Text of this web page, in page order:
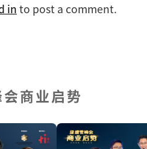
into post a comment.
商业启势